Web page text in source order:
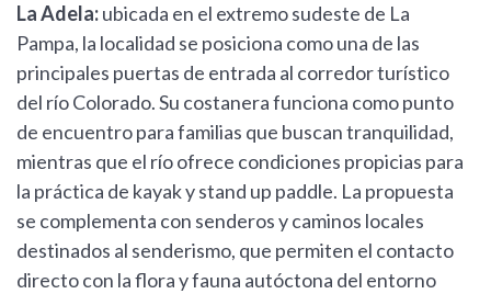
La Adela:ubicada en el extremo sudeste de La
Pampa, la localidad se posiciona como una de las
principales puertas de entrada al corredor turístico
del río Colorado. Su costanera funciona como punto
de encuentro para familias que buscan tranquilidad,
mientras que el río ofrece condiciones propicias para
la práctica de kayak y stand up paddle. La propuesta
se complementa con senderos y caminos locales
destinados al senderismo, que permiten el contacto
directo con la flora y fauna autóctona del entorno